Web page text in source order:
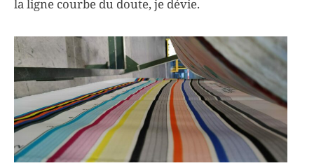
la ligne courbe du doute, je dévie.